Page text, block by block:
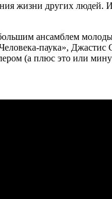
жизни других людей.
ансамблем
паука»,
(а плюс это или